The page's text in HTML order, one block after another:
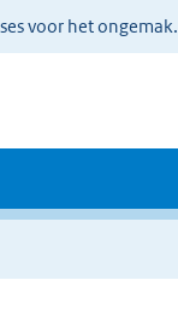
voor het ongemak.